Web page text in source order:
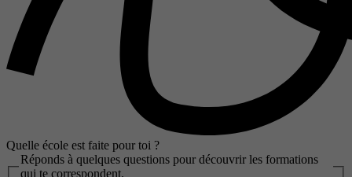
Quelle école est faite pour toi ?
Réponds à quelques questions pour découvrir les formations
qui te correspondent.